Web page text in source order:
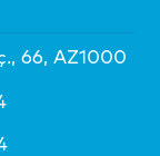
66, AZ1000